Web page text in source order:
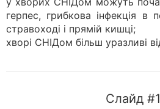
герпес, грибкова інфекція в
стравоході і прямій кишці;
хворі СНІДом більш уразливі
Слайд